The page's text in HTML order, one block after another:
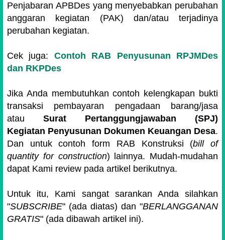
Penjabaran APBDes yang menyebabkan perubahan
anggaran kegiatan (PAK) dan/atau terjadinya
perubahan kegiatan.
Cek juga: Contoh RAB Penyusunan RPJMDes
dan RKPDes
Jika Anda membutuhkan contoh kelengkapan bukti
transaksi pembayaran pengadaan barang/jasa
atau Surat Pertanggungjawaban (SPJ)
Kegiatan Penyusunan Dokumen Keuangan Desa.
Dan untukcontoh form RAB Konstruksi (bill of
quantity for construction) lainnya. Mudah-mudahan
dapat Kami review pada artikel berikutnya.
Untuk itu, Kami sangat sarankan Anda silahkan
"SUBSCRIBE" (ada diatas) dan "BERLANGGANAN
GRATIS" (ada dibawah artikel ini).